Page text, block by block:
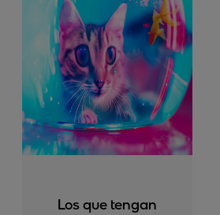
Los que tengan